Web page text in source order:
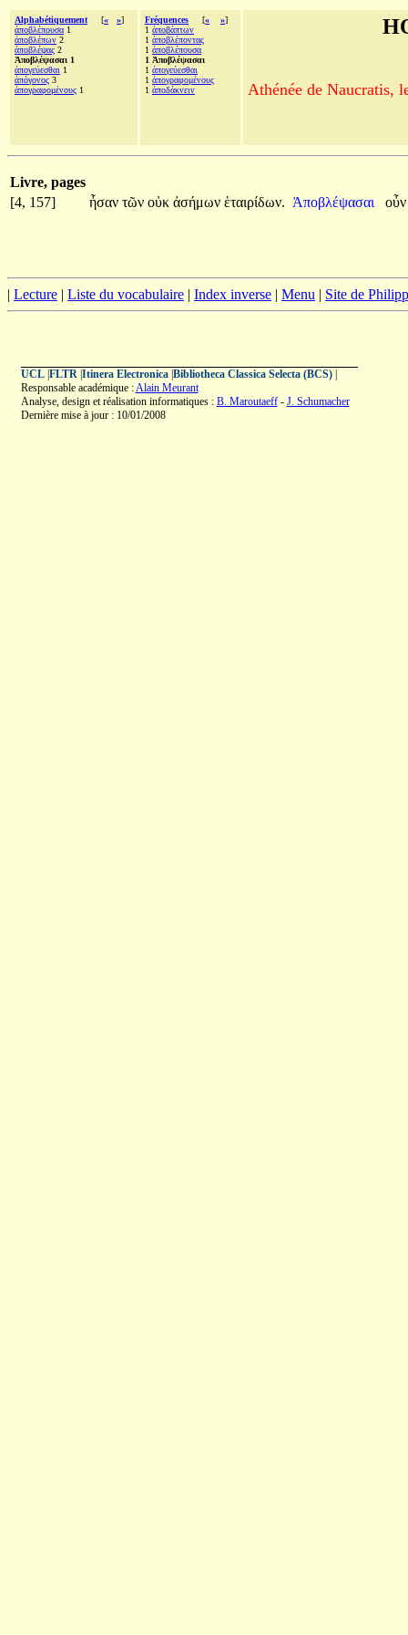
Alphabétiquement [« »]
ἀποβλέπουσα 1
ἀποβλέπων 2
ἀποβλέψας 2
Ἀποβλέψασαι 1
ἀπογεύεσθαι 1
ἀπόγονος 3
ἀπογραφομένους 1
Fréquences [« »]
1 ἀποβάπτων
1 ἀποβλέποντας
1 ἀποβλέπουσα
1 Ἀποβλέψασαι
1 ἀπογεύεσθαι
1 ἀπογραφομένους
1 ἀποδάκνειν Athénée de Naucratis,
Livre, pages
[4, 157]
ἦσαν τῶν οὐκ ἀσήμων ἑταιρίδων. Ἀποβλέψασαι
| Lecture | Liste du vocabulaire | Index inverse | Menu | Site de
UCL| FLTR| Itinera Electronica| Bibliotheca Classica Selecta (BCS)|
Responsable académique :Alain Meurant
Analyse, design et réalisation informatiques : B. Maroutaeff- J. Schumacher
Dernière mise à jour : 10/01/2008